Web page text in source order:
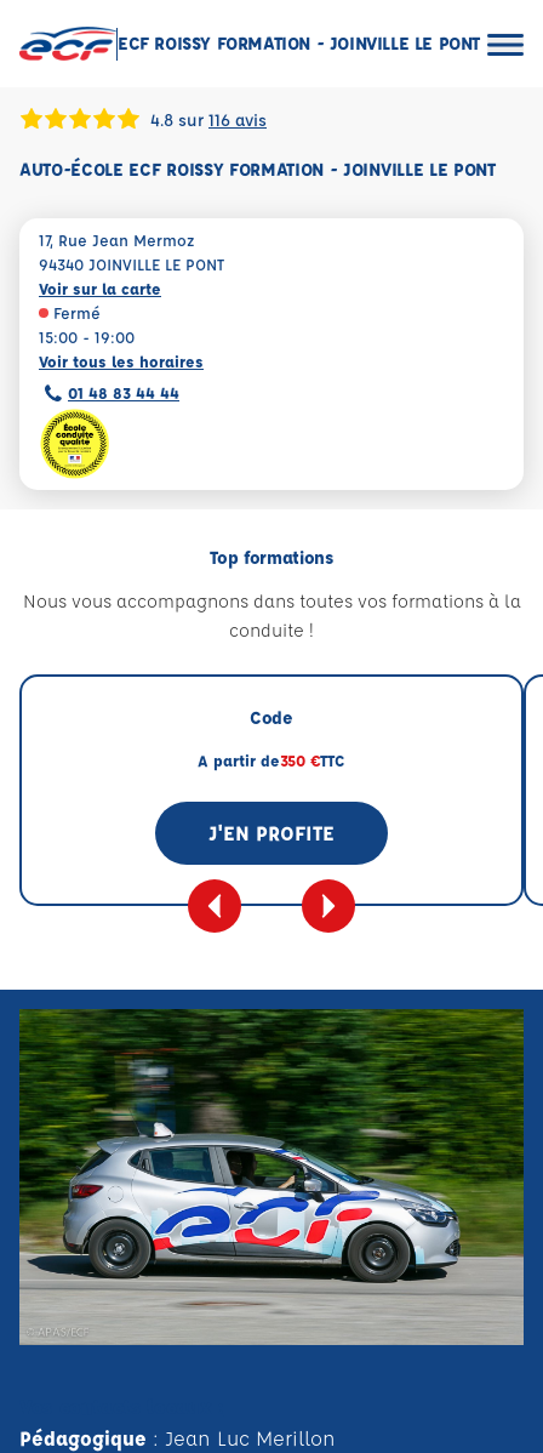
ECF ROISSY FORMATION - JOINVILLE LE PONT
4.8 sur 116 avis
AUTO-ÉCOLE ECF ROISSY FORMATION - JOINVILLE LE PONT
17, Rue Jean Mermoz
94340 JOINVILLE LE PONT
Voir sur la carte
Fermé
15:00 - 19:00
Voir tous les horaires
01 48 83 44 44
Top formations
Nous vous accompagnons dans toutes vos formations à la
conduite !
Code
A partir de350 €TTC
J'EN PROFITE
Pédagogique : Jean Luc Merillon